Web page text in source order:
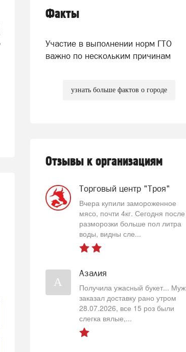
Факты
Участие в выполнении норм ГТО
важно по нескольким причинам
узнать больше фактов о городе
Отзывы к организациям
Торговый центр "Троя"
Вчера купили замороженное
мясо, почти 4кг. Сегодня после
разморозки больше пол литра
воды, видны сле...
А
Азалия
Получила ужасный букет... Муж
заказал доставку рано утром
28.07.2026, все 15 роз были
слегка вялые,...